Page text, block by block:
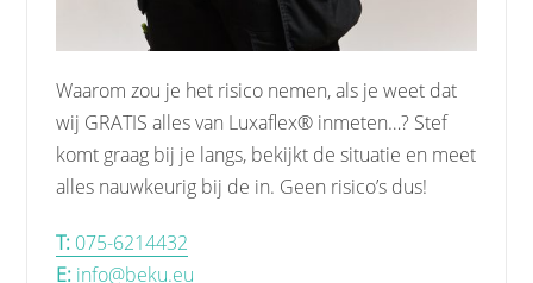
Waarom zou je het risico nemen, als je weet dat
wij GRATIS alles van Luxaflex® inmeten…? Stef
komt graag bij je langs, bekijkt de situatie en meet
alles nauwkeurig bij de in. Geen risico’s dus!
T: 075-6214432
E: info@beku.eu